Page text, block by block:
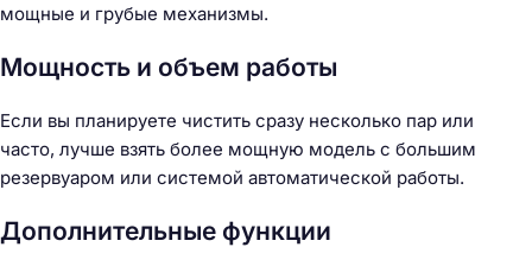
мощные и грубые механизмы.
Мощность и объем работы
Если вы планируете чистить сразу несколько пар или
часто, лучше взять более мощную модель с большим
резервуаром или системой автоматической работы.
Дополнительные функции
Н